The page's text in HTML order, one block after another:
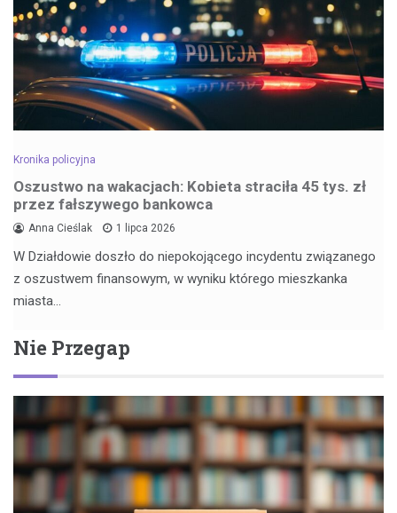
Kronika policyjna
Oszustwo na wakacjach: Kobieta straciła 45 tys. zł
przez fałszywego bankowca
Anna Cieślak 1 lipca 2026
W Działdowie doszło do niepokojącego incydentu związanego
z oszustwem finansowym, w wyniku którego mieszkanka
miasta…
Nie Przegap